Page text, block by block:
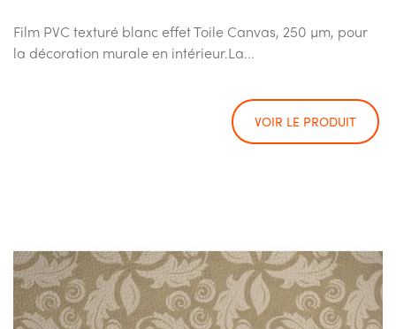
Film PVC texturé blanc effet Toile Canvas, 250 µm, pour
la décoration murale en intérieur.La...
VOIR LE PRODUIT